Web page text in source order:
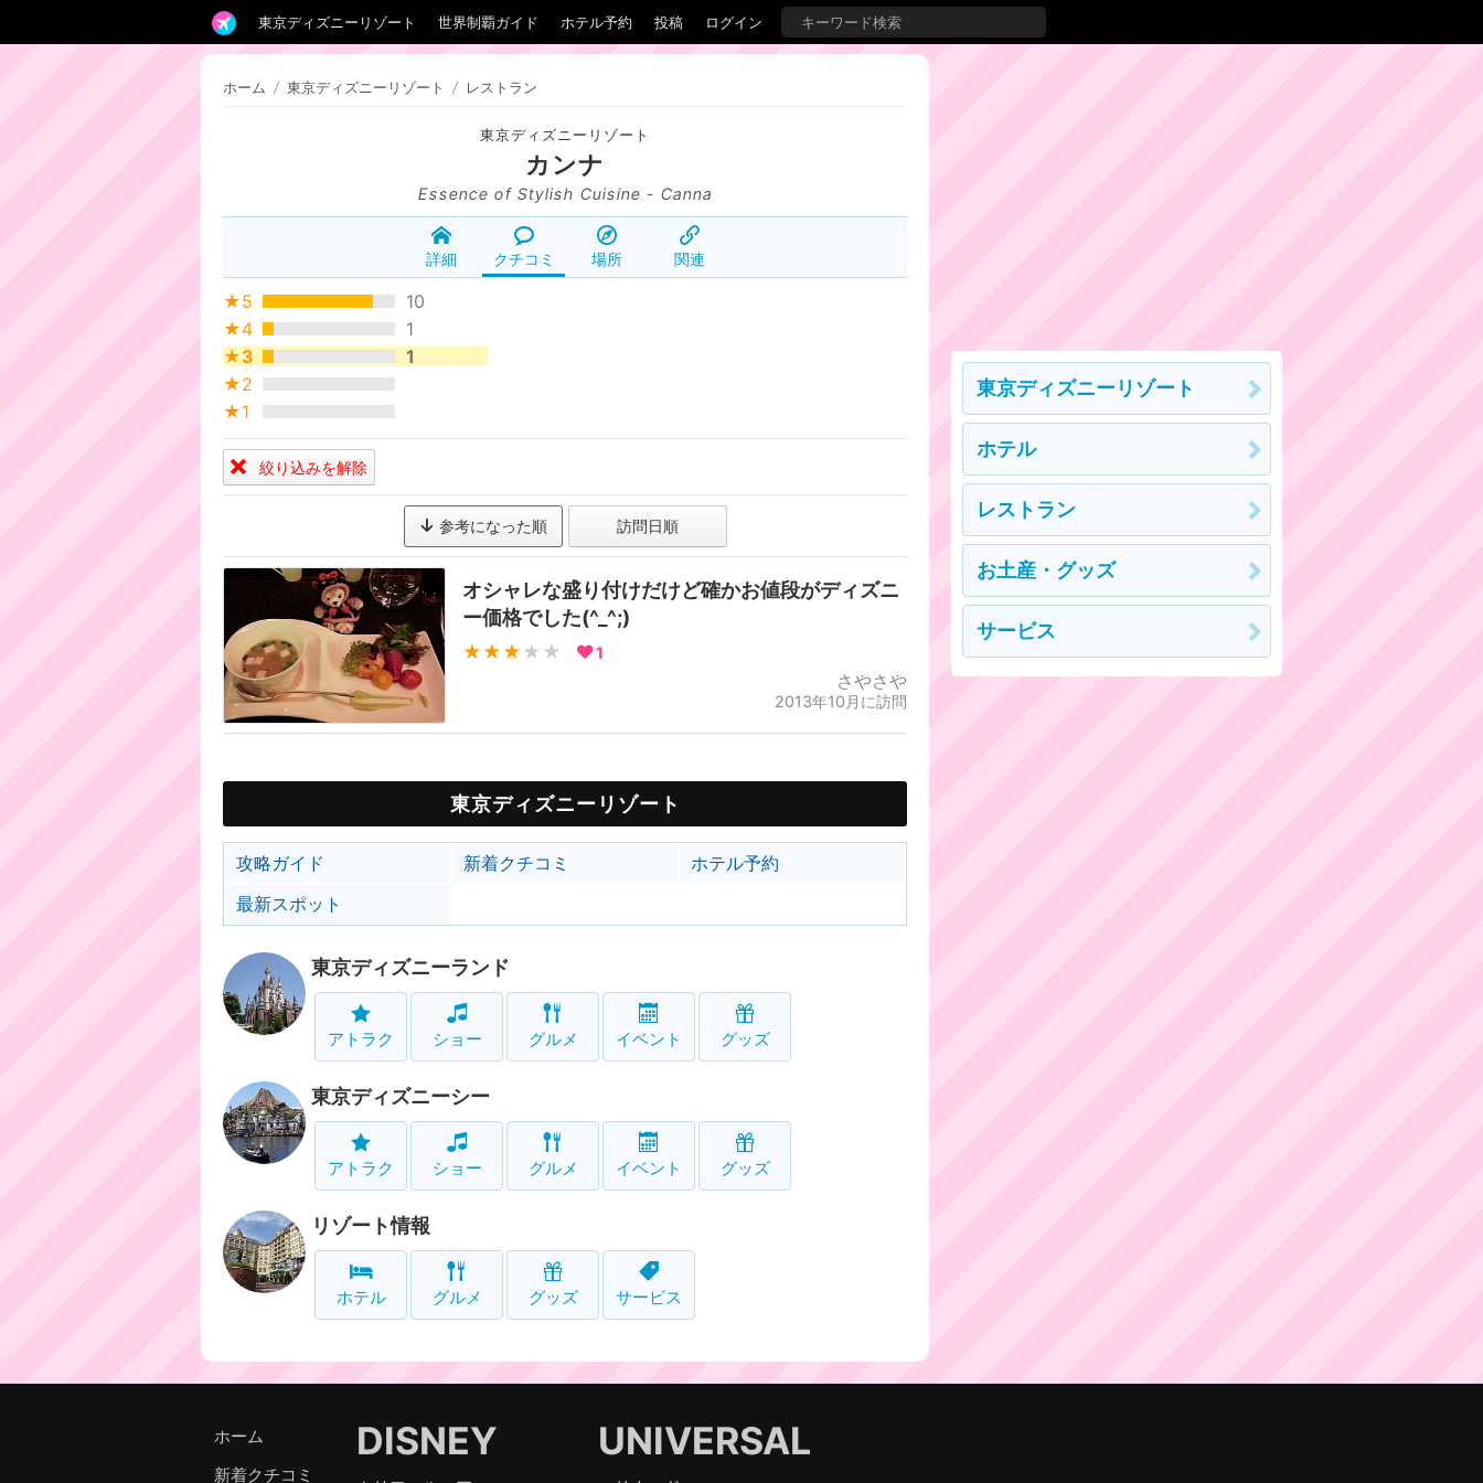
東京ディズニーリゾート 世界制覇ガイド ホテル予約 投稿 ログイン
ホーム / 東京ディズニーリゾート / レストラン
東京ディズニーリゾート
カンナ
Essence of Stylish Cuisine - Canna
詳細 クチコミ 場所 関連
★5
10
★4
1
★3
1
★2
★1
絞り込みを解除
参考になった順 訪問日順
オシャレな盛り付けだけど確かお値段がディズニ
ー価格でした(^_^;)
★★★ ★★ 1
さやさや
2013年10月に訪問
東京ディズニーリゾート
攻略ガイド 新着クチコミ
ホテル予約
最新スポット
東京ディズニーランド
アトラク ショー グルメ イベント グッズ
東京ディズニーシー
アトラク ショー グルメ イベント グッズ
リゾート情報
ホテル グルメ グッズ サービス
東京ディズニーリゾート
ホテル
レストラン
お土産・グッズ
サービス
ホーム
新着クチコミ
DISNEY UNIVERSAL